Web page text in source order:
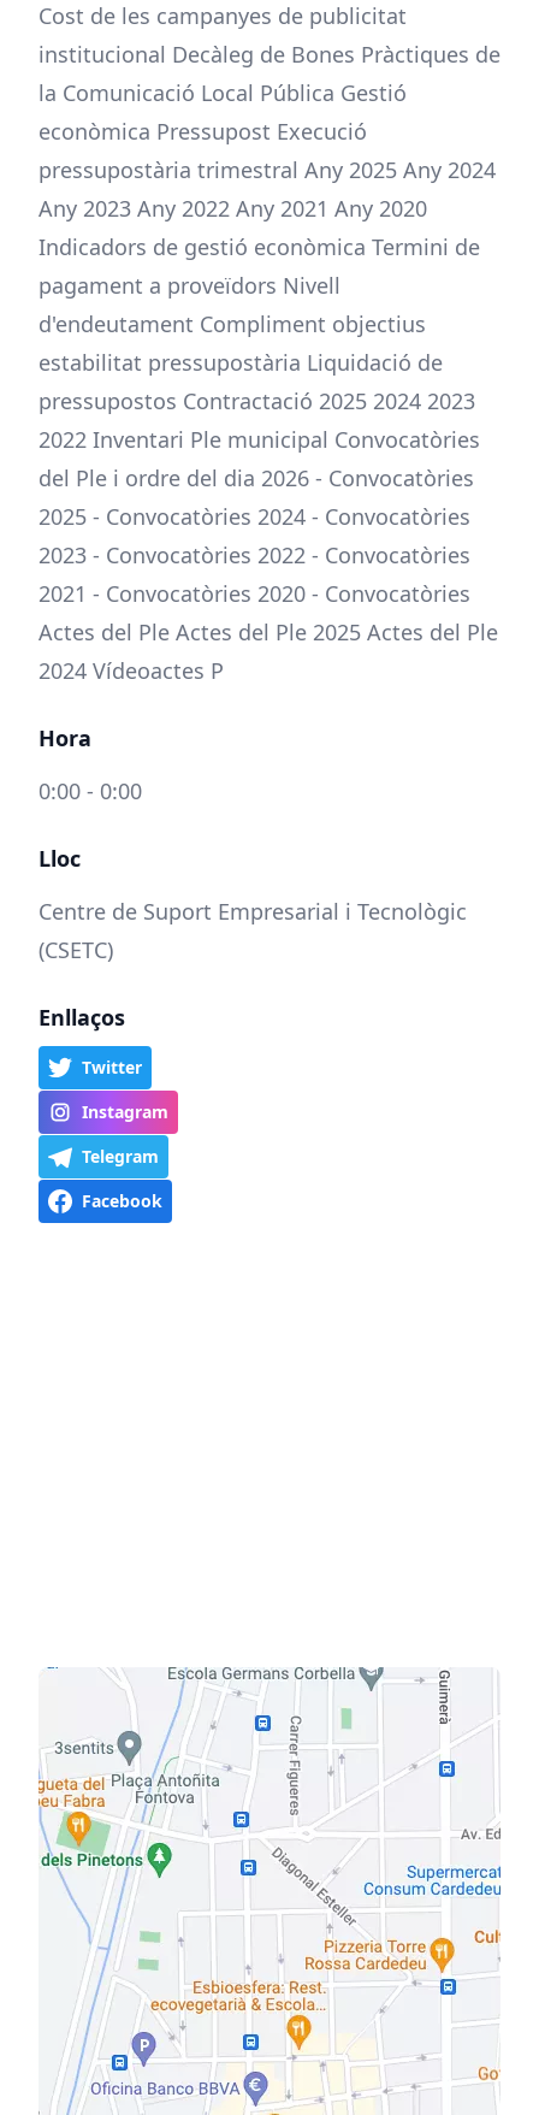
Cost de les campanyes de publicitat
institucional Decàleg de Bones Pràctiques de
la Comunicació Local Pública Gestió
econòmica Pressupost Execució
pressupostària trimestral Any 2025 Any 2024
Any 2023 Any 2022 Any 2021 Any 2020
Indicadors de gestió econòmica Termini de
pagament a proveïdors Nivell
d'endeutament Compliment objectius
estabilitat pressupostària Liquidació de
pressupostos Contractació 2025 2024 2023
2022 Inventari Ple municipal Convocatòries
del Ple i ordre del dia 2026 - Convocatòries
2025 - Convocatòries 2024 - Convocatòries
2023 - Convocatòries 2022 - Convocatòries
2021 - Convocatòries 2020 - Convocatòries
Actes del Ple Actes del Ple 2025 Actes del Ple
2024 Vídeoactes P
Hora
0:00 - 0:00
Lloc
Centre de Suport Empresarial i Tecnològic
(CSETC)
Enllaços
Twitter
Instagram
Telegram
Facebook